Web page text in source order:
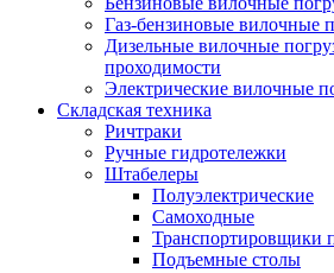
Газ-бензиновые вилочные
Дизельные вилочные
проходимости
Электрические вилочные
Складская техника
Ричтраки
Ручные гидротележки
Штабелеры
Полуэлектрические
Самоходные
Транспортировщики
Подъемные столы